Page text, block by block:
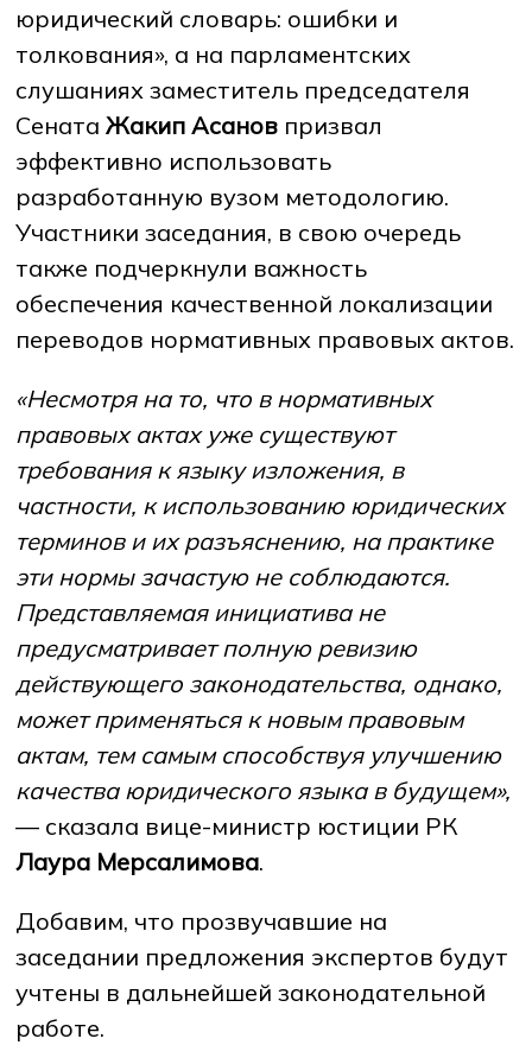
юридический словарь: ошибки и
толкования», а на парламентских
слушаниях заместитель председателя
СенатаЖакип Асанов призвал
эффективно использовать
разработанную вузом методологию.
Участники заседания, в свою очередь
также подчеркнули важность
обеспечения качественной локализации
переводов нормативных правовых актов.
«Несмотря на то, что в нормативных
правовых актах уже существуют
требования к языку изложения, в
частности, к использованию юридических
терминов и их разъяснению, на практике
эти нормы зачастую не соблюдаются.
Представляемая инициатива не
предусматривает полную ревизию
действующего законодательства, однако,
может применяться к новым правовым
актам, тем самым способствуя улучшению
качества юридического языка в будущем»,
— сказала вице-министр юстиции РК
Лаура Мерсалимова.
Добавим, что прозвучавшие на
заседании предложения экспертов будут
учтены в дальнейшей законодательной
работе.